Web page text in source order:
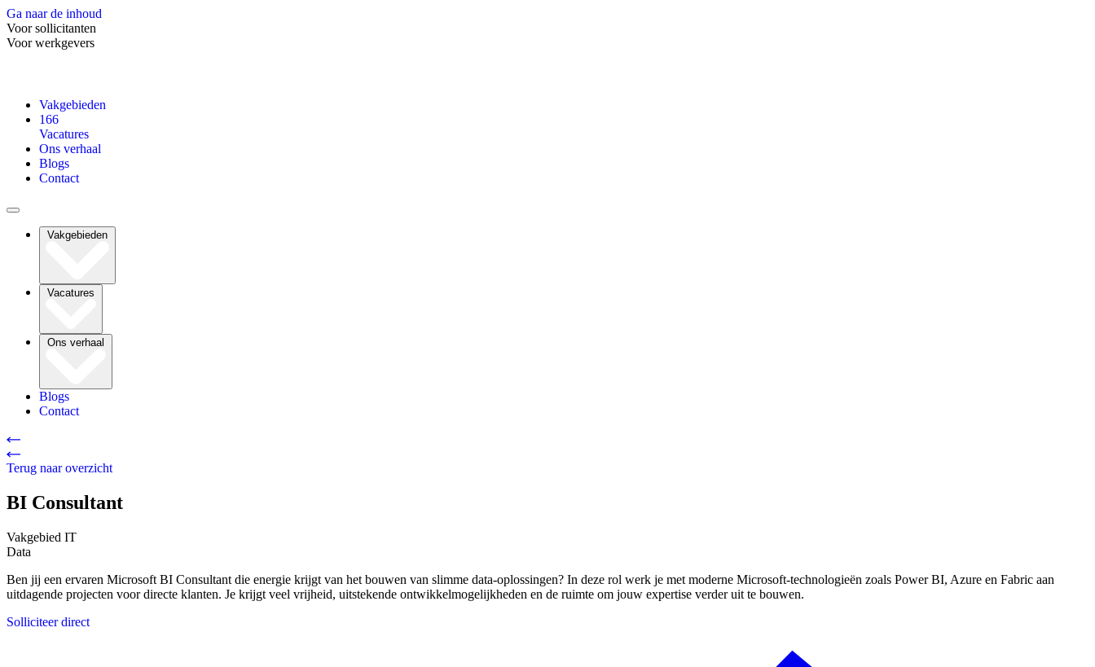
Ga naar de inhoud
Voor sollicitanten
Voor werkgevers
Vakgebieden
166
Vacatures
Ons verhaal
Blogs
Contact
Vakgebieden
Vacatures
Ons verhaal
Blogs
Contact
Terug naar overzicht
BI Consultant
Vakgebied IT
Data
Ben jij een ervaren Microsoft BI Consultant die energie krijgt van het bouwen van slimme data-oplossingen? In deze rol werk je met moderne Microsoft-technologieën zoals Power BI, Azure en Fabric aan
uitdagende projecten voor directe klanten. Je krijgt veel vrijheid, uitstekende ontwikkelmogelijkheden en de ruimte om jouw expertise verder uit te bouwen.
Solliciteer direct